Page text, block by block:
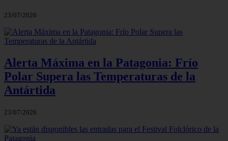
23/07/2026
Alerta Máxima en la Patagonia: Frío
Polar Supera las Temperaturas de la
Antártida
23/07/2026